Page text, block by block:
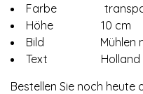
Farbe
Höhe 10 cm
Bild Mühlen mit
Text Holland
Bestellen Sie noch heute